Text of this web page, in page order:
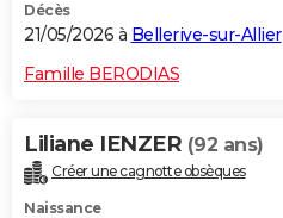
Décès
21/05/2026 à Bellerive-sur-Allier
Famille BERODIAS
Liliane IENZER (92 ans)
Créer une cagnotte obsèques
Naissance